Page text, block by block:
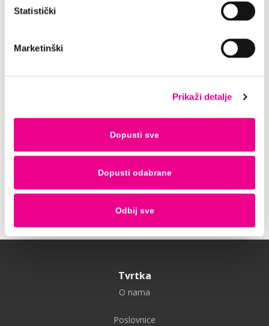
Statistički
Marketinški
Prikaži detalje
Dopusti sve
Dopusti odabrane
Odbij sve
PREUZIMANJE I VRAĆANJE
TEHN. PITANJA I ŠTETE
EKSTRA
Tvrtka
O nama
Poslovnice